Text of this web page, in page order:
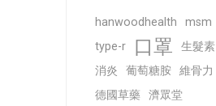
hanwoodhealth msm
type-r
口罩 生髮素
消炎
葡萄糖胺
維骨力
德國草藥
濟眾堂